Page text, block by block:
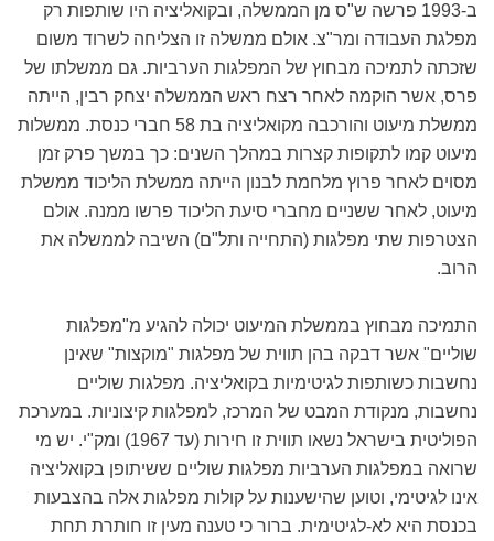
ב-1993 פרשה ש"ס מן הממשלה, ובקואליציה היו שותפות רק
מפלגת העבודה ומר"צ. אולם ממשלה זו הצליחה לשרוד משום
שזכתה לתמיכה מבחוץ של המפלגות הערביות. גם ממשלתו של
פרס, אשר הוקמה לאחר רצח ראש הממשלה יצחק רבין, הייתה
ממשלת מיעוט והורכבה מקואליציה בת 58 חברי כנסת. ממשלות
מיעוט קמו לתקופות קצרות במהלך השנים: כך במשך פרק זמן
מסוים לאחר פרוץ מלחמת לבנון הייתה ממשלת הליכוד ממשלת
מיעוט, לאחר ששניים מחברי סיעת הליכוד פרשו ממנה. אולם
הצטרפות שתי מפלגות (התחייה ותל"ם) השיבה לממשלה את
הרוב.
התמיכה מבחוץ בממשלת המיעוט יכולה להגיע מ"מפלגות
שוליים" אשר דבקה בהן תווית של מפלגות "מוקצות" שאינן
נחשבות כשותפות לגיטימיות בקואליציה. מפלגות שוליים
נחשבות, מנקודת המבט של המרכז, למפלגות קיצוניות. במערכת
הפוליטית בישראל נשאו תווית זו חירות (עד 1967) ומק"י. יש מי
שרואה במפלגות הערביות מפלגות שוליים ששיתופן בקואליציה
אינו לגיטימי, וטוען שהישענות על קולות מפלגות אלה בהצבעות
בכנסת היא לא-לגיטימית. ברור כי טענה מעין זו חותרת תחת